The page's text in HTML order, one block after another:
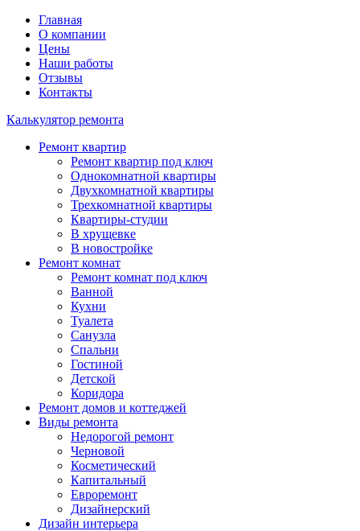
Главная
О компании
Цены
Наши работы
Отзывы
Контакты
Калькулятор ремонта
Ремонт квартир
Ремонт квартир под ключ
Однокомнатной квартиры
Двухкомнатной квартиры
Трехкомнатной квартиры
Квартиры-студии
В хрущевке
В новостройке
Ремонт комнат
Ремонт комнат под ключ
Ванной
Кухни
Туалета
Санузла
Спальни
Гостиной
Детской
Коридора
Ремонт домов и коттеджей
Виды ремонта
Недорогой ремонт
Черновой
Косметический
Капитальный
Евроремонт
Дизайнерский
Дизайн интерьера